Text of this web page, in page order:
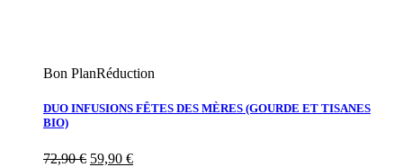
Bon PlanRéduction
DUO INFUSIONS FÊTES DES MÈRES (GOURDE ET TISANES
BIO)
72,90€ 59,90 €